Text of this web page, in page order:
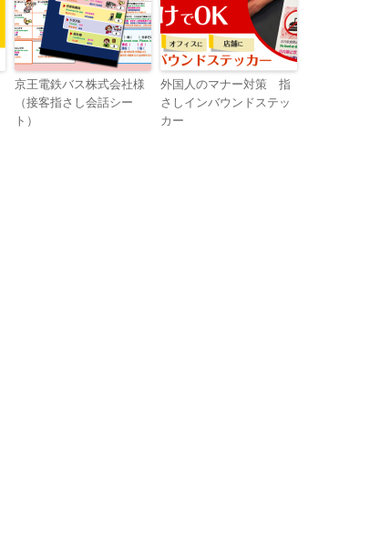
京王電鉄バス株式会社様
（接客指さし会話シー
ト）
外国人のマナー対策 指
さしインバウンドステッ
カー